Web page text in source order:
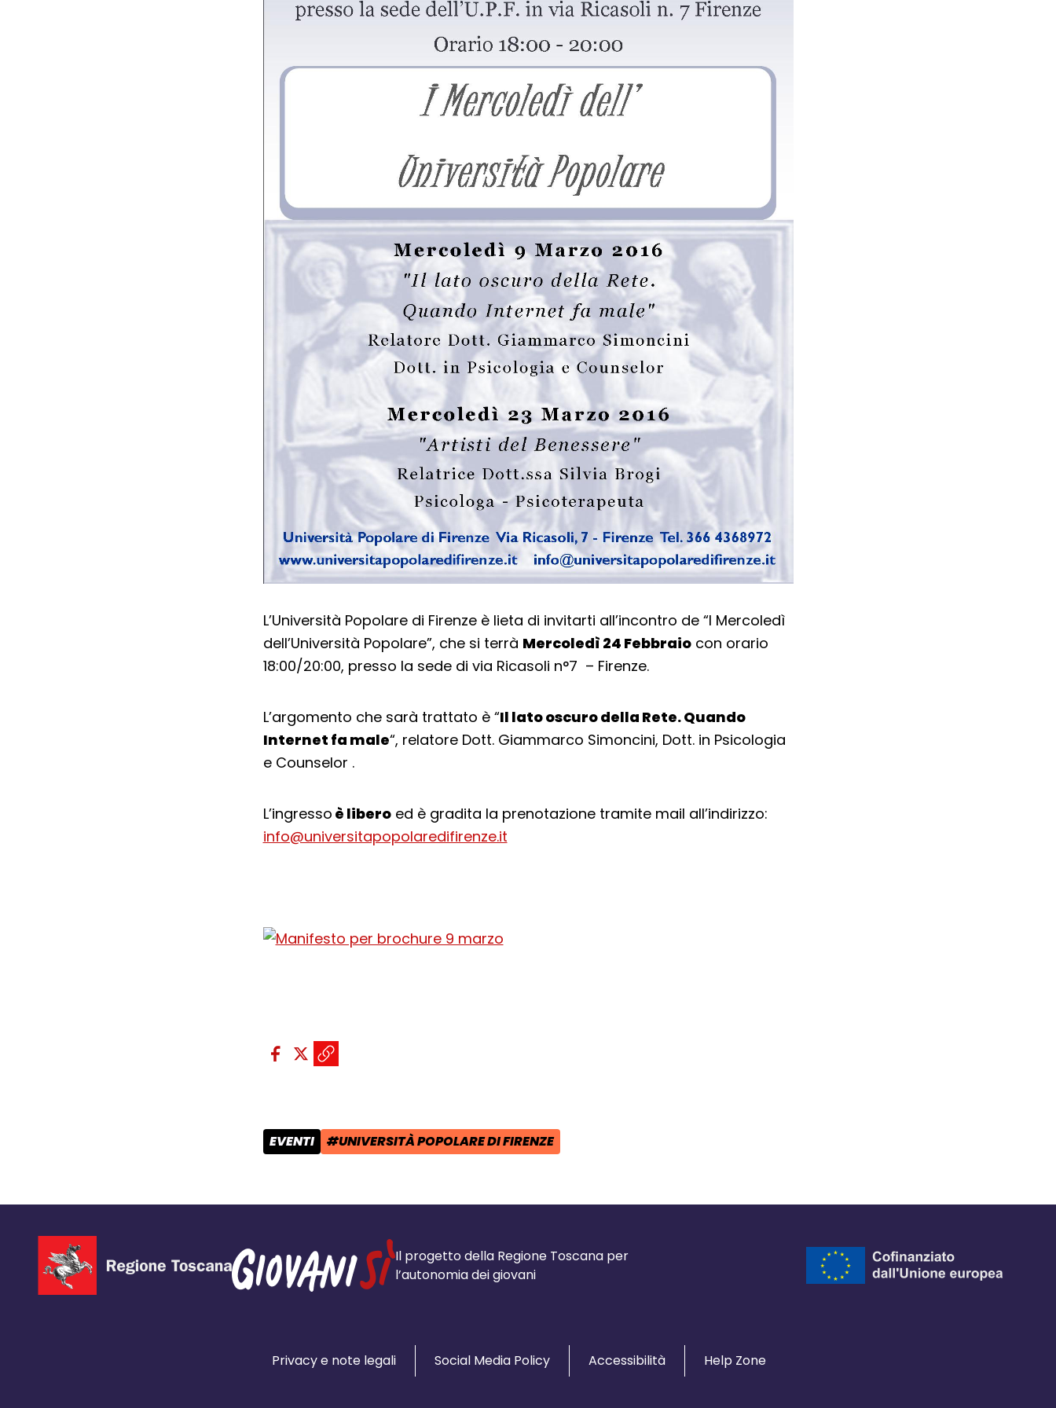
L’Università Popolare di Firenze è lieta di invitarti all’incontro de “I Mercoledì
dell’Università Popolare”, che si terrà Mercoledì 24 Febbraiocon orario
18:00/20:00, presso la sede di via Ricasoli n°7 – Firenze.
L’argomento che sarà trattato è “Il lato oscuro della Rete. Quando
Internet fa male“, relatore Dott. Giammarco Simoncini, Dott. in Psicologia
e Counselor .
L’ingresso è liberoed è gradita la prenotazione tramite mail all’indirizzo:
info@universitapopolaredifirenze.it
Condividi sui social:
Condividi su Facebook - apre una nuova finestra del browser
Condividi su X - apre una nuova finestra del browser
Copia il link e condividi - apre una nuova finestra del browser
CATEGORIA POST:
EVENTI TAG:
#UNIVERSITÀ POPOLARE DI FIRENZE
Il progetto della Regione Toscana per
l’autonomia dei giovani
Privacy e note legali Social Media Policy Accessibilità Help Zone